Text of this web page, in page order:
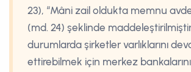
23), “Mâni zail oldukta memnu
(md. 24) şeklinde
durumlarda şirketler varlıklarını
ettirebilmek için merkez